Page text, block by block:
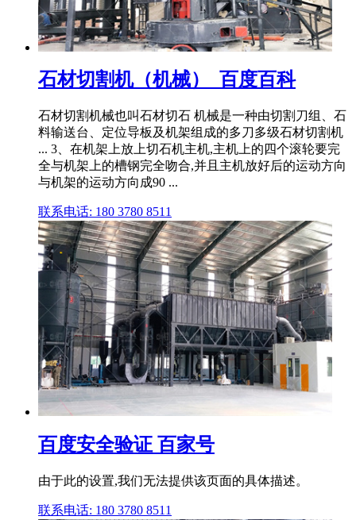
石材切割机（机械）_百度百科
石材切割机械也叫石材切石 机械是一种由切割刀组、石
料输送台、定位导板及机架组成的多刀多级石材切割机
... 3、在机架上放上切石机主机,主机上的四个滚轮要完
全与机架上的槽钢完全吻合,并且主机放好后的运动方向
与机架的运动方向成90 ...
联系电话: 180 3780 8511
百度安全验证 百家号
由于此的设置,我们无法提供该页面的具体描述。
联系电话: 180 3780 8511